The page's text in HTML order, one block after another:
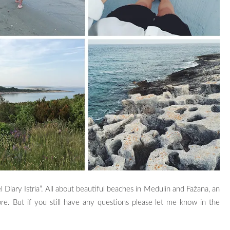
Istria“. All about beautiful beaches in Medulin and Fažana, an
But if you still have any questions please let me know in the